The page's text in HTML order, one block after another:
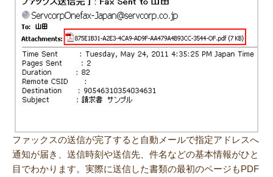
ファックスの送信が完了すると自動メールで指定アドレスへ
通知が届き、送信時刻や送信先、件名などの基本情報がひと
目でわかります。実際に送信した書類の最初のページもPDF